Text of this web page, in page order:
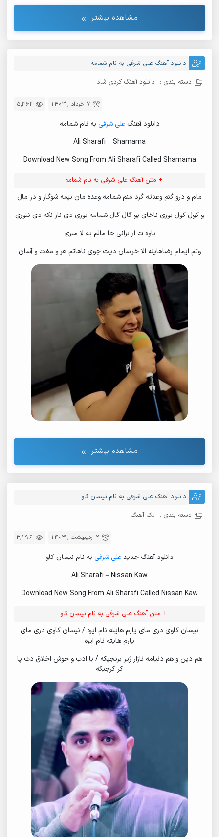
مشاهده بیشتر
دانلود آهنگ علی شرفی به نام شمامه
دسته بندی : دانلود آهنگ کردی شاد
5,362 7 خرداد , 1403
دانلود آهنگعلی شرفی به نام شمامه
Ali Sharafi – Shamama
Download New Song From Ali Sharafi Called Shamama
+ متن آهنگ علی شرفی به نام شمامه
مام و درو گنم وعدته گرد منم شمامه وعده مان نیمه شوگار و در مال
و کول کول بوری ناخای بو گال گال شمامه بوری دی ناز نکه دی نتوری
باوه ت ار بزانی جا مالم یه لا میری
وتم ایمام رضاهاینه الا خراسان دیت چوی ناهاتم هر و مفت و آسان
مشاهده بیشتر
دانلود آهنگ علی شرفی به نام نیسان کاو
دسته بندی : تک آهنگ
3,196 2 اردیبهشت , 1403
دانلود آهنگ جدیدعلی شرفی به نام نیسان کاو
Ali Sharafi – Nissan Kaw
Download New Song From Ali Sharafi Called Nissan Kaw
+ متن آهنگ علی شرفی به نام نیسان کاو
نیسان کاوی دری مای یارم هایته نام ایره / نیسان کاوی دری مای
یارم هایته نام ایره
هم دین و هم دنیامه نازار ژیر برنجیکه / با ادب و خوش اخلاق دت پا
کر کرجیکه